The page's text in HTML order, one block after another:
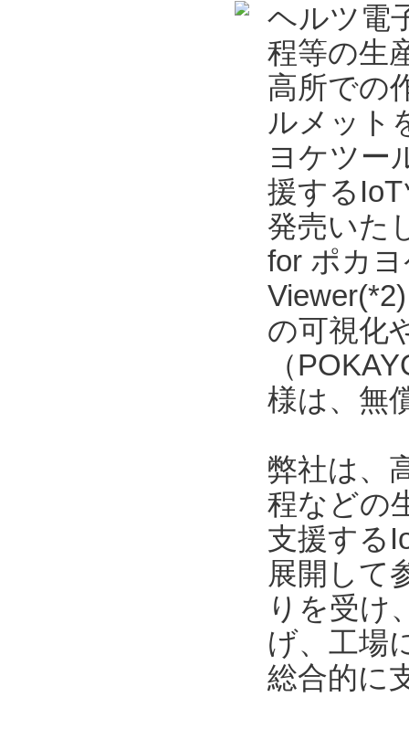
ヘルツ電
程等の生
高所での
ルメット
ヨケツー
援する
発売いた
for ポカ
の可視化
（
様は、無
弊社は、
程などの
支援する
展開して
りを受け
げ、工場
総合的に